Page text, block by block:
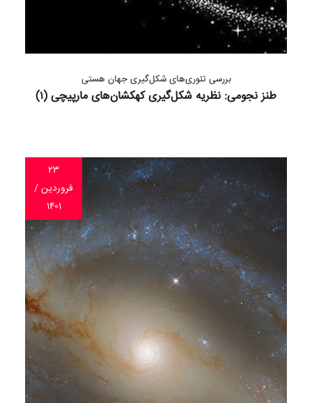
بررسی تئوری‌های شکل‌گیری جهان هستی
طنز نجومی: نظریه شکل‌گیری کهکشان‌های مارپیچی (۱)
۲۳
فروردین /
۱۴۰۱